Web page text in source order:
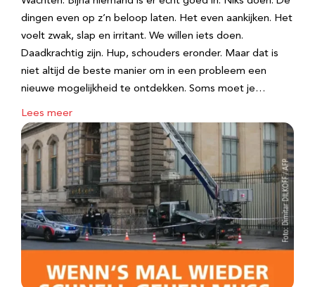
dingen even op z’n beloop laten. Het even aankijken. Het
voelt zwak, slap en irritant. We willen iets doen.
Daadkrachtig zijn. Hup, schouders eronder. Maar dat is
niet altijd de beste manier om in een probleem een
nieuwe mogelijkheid te ontdekken. Soms moet je…
Lees meer